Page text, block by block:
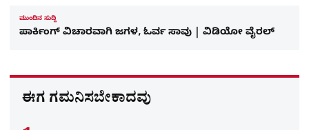
ಮುಂದಿನ ಸುದ್ದಿ
ಪಾರ್ಕಿಂಗ್‌ ವಿಚಾರವಾಗಿ ಜಗಳ, ಓರ್ವ ಸಾವು | ವಿಡಿಯೋ ವೈರಲ್‌
ಈಗ ಗಮನಿಸಬೇಕಾದವು